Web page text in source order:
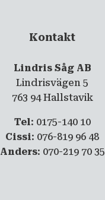
Kontakt
Lindris Såg AB
Lindrisvägen 5
763 94 Hallstavik
Tel: 0175-140 10
Cissi: 076-819 96 48
Anders: 070-219 70 35